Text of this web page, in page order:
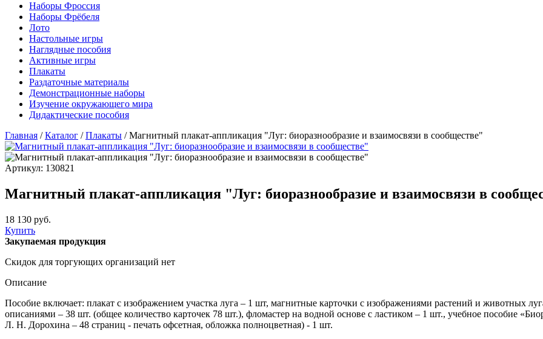
Наборы Фроссия
Наборы Фрёбеля
Лото
Настольные игры
Наглядные пособия
Активные игры
Плакаты
Раздаточные материалы
Демонстрационные наборы
Изучение окружающего мира
Дидактические пособия
Главная /Каталог /Плакаты /Магнитный плакат-аппликация "Луг: биоразнообразие и взаимосвязи в сообществе"
Артикул: 130821
Магнитный плакат-аппликация "Луг: биоразнообразие и взаимосвязи в
18 130 руб.
Купить
Закупаемая продукция
Скидок для торгующих организаций нет
Описание
Пособие включает: плакат с изображением участка луга – 1 шт, магнитные карточки с изображениями растений и животных
описаниями – 38 шт. (общее количество карточек 78 шт.), фломастер на водной основе с ластиком – 1 шт., учебное пособие
Л. Н. Дорохина – 48 страниц - печать офсетная, обложка полноцветная) - 1 шт.